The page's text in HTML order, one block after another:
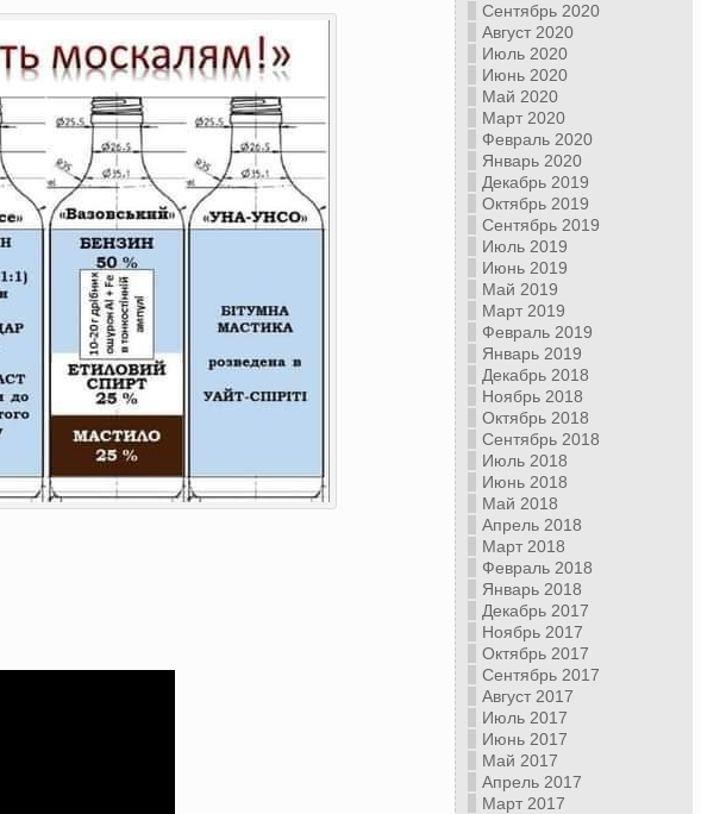
Сентябрь 2020
Август 2020
Июль 2020
Июнь 2020
Май 2020
Март 2020
Февраль 2020
Январь 2020
Декабрь 2019
Октябрь 2019
Сентябрь 2019
Июль 2019
Июнь 2019
Май 2019
Март 2019
Февраль 2019
Январь 2019
Декабрь 2018
Ноябрь 2018
Октябрь 2018
Сентябрь 2018
Июль 2018
Июнь 2018
Май 2018
Апрель 2018
Март 2018
Февраль 2018
Январь 2018
Декабрь 2017
Ноябрь 2017
Октябрь 2017
Сентябрь 2017
Август 2017
Июль 2017
Июнь 2017
Май 2017
Апрель 2017
Март 2017